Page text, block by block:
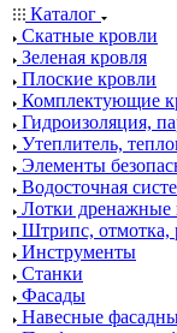
Каталог
Скатные кровли
Зеленая кровля
Плоские кровли
Комплектующие
Гидроизоляция,
Утеплитель,
Элементы
Водосточная
Лотки дренажные
Штрипс, отмотка,
Инструменты
Станки
Фасады
Навесные